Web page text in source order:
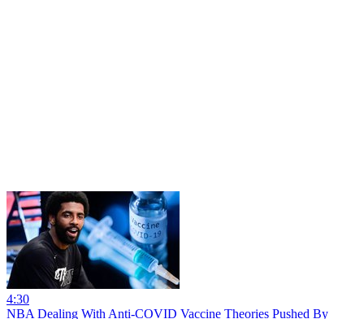
4:30
NBA Dealing With Anti-COVID Vaccine Theories Pushed By